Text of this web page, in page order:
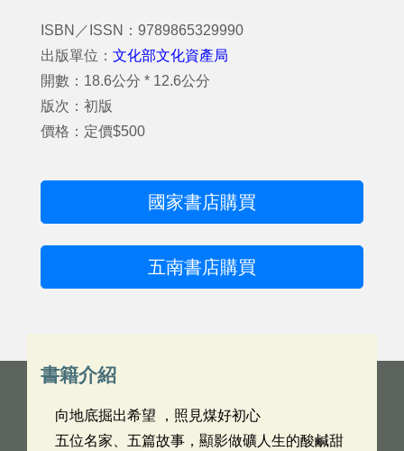
ISBN／ISSN：9789865329990
出版單位： 文化部文化資產局
開數：18.6公分 * 12.6公分
版次：初版
價格：定價$500
國家書店購買
五南書店購買
書籍介紹
向地底掘出希望 ，照見煤好初心
五位名家、五篇故事，顯影做礦人生的酸鹹甜